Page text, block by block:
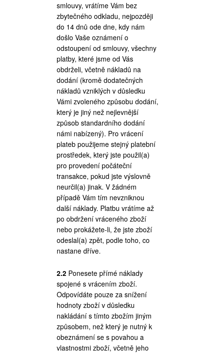
smlouvy, vrátíme Vám bez
zbytečného odkladu, nejpozději
do 14 dnů ode dne, kdy nám
došlo Vaše oznámení o
odstoupení od smlouvy, všechny
platby, které jsme od Vás
obdrželi, včetně nákladů na
dodání (kromě dodatečných
nákladů vzniklých v důsledku
Vámi zvoleného způsobu dodání,
který je jiný než nejlevnější
způsob standardního dodání
námi nabízený). Pro vrácení
plateb použijeme stejný platební
prostředek, který jste použil(a)
pro provedení počáteční
transakce, pokud jste výslovně
neurčil(a) jinak. V žádném
případě Vám tím nevzniknou
další náklady. Platbu vrátíme až
po obdržení vráceného zboží
nebo prokážete-li, že jste zboží
odeslal(a) zpět, podle toho, co
nastane dříve.
2.2 Ponesete přímé náklady
spojené s vrácením zboží.
Odpovídáte pouze za snížení
hodnoty zboží v důsledku
nakládání s tímto zbožím jiným
způsobem, než který je nutný k
obeznámení se s povahou a
vlastnostmi zboží, včetně jeho